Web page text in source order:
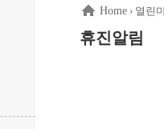
Home › 열린
휴진알림